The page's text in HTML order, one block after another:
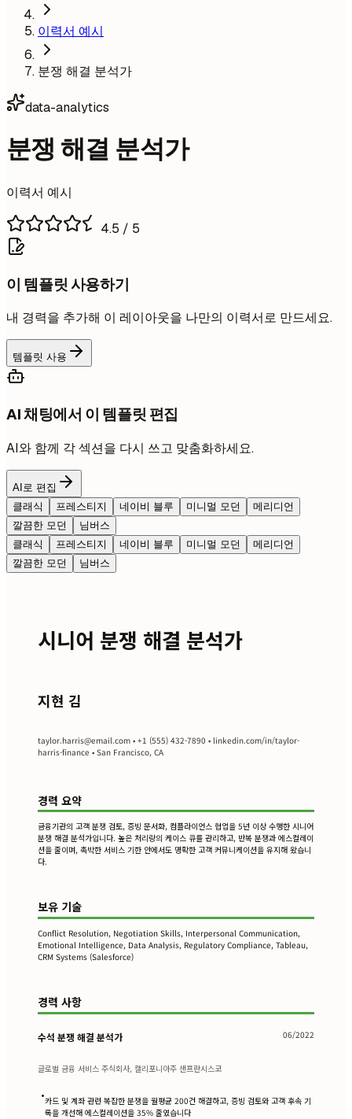
이력서 예시
분쟁 해결 분석가
data-analytics
분쟁 해결 분석가
이력서 예시
4.5 / 5
이 템플릿 사용하기
내 경력을 추가해 이 레이아웃을 나만의 이력서로 만드세요.
템플릿 사용
AI 채팅에서 이 템플릿 편집
AI와 함께 각 섹션을 다시 쓰고 맞춤화하세요.
AI로 편집
클래식
프레스티지 네이비 블루 미니멀 모던
메리디언
깔끔한 모던
님버스
클래식
프레스티지 네이비 블루 미니멀 모던
메리디언
깔끔한 모던
님버스
시니어 분쟁 해결 분석가
지현 김
taylor.harris@email.com • +1 (555) 432-7890 • linkedin.com/in/taylor-
harris-finance • San Francisco, CA
경력 요약
금융기관의 고객 분쟁 검토, 증빙 문서화, 컴플라이언스 협업을 5년 이상 수행한 시니어
분쟁 해결 분석가입니다. 높은 처리량의 케이스 큐를 관리하고, 반복 분쟁과 에스컬레이
션을 줄이며, 촉박한 서비스 기한 안에서도 명확한 고객 커뮤니케이션을 유지해 왔습니
다.
보유 기술
Conflict Resolution, Negotiation Skills, Interpersonal Communication,
Emotional Intelligence, Data Analysis, Regulatory Compliance, Tableau,
CRM Systems (Salesforce)
경력 사항
수석 분쟁 해결 분석가 06/2022
글로벌 금융 서비스 주식회사, 캘리포니아주 샌프란시스코
•카드 및 계좌 관련 복잡한 분쟁을 월평균 200건 해결하고, 증빙 검토와 고객 후속 기
록을 개선해 에스컬레이션을 35% 줄였습니다